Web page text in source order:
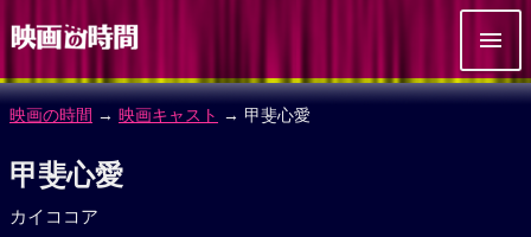
映画の時間 → 映画キャスト → 甲斐心愛
甲斐心愛
カイココア